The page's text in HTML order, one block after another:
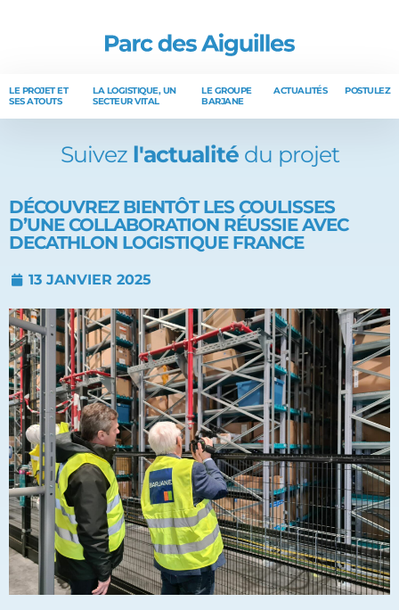
LE PROJET ET
SES ATOUTS
LA LOGISTIQUE, UN
SECTEUR VITAL
LE GROUPE
BARJANE
ACTUALITÉS POSTULEZ
Suivez l'actualité du projet
DÉCOUVREZ BIENTÔT LES COULISSES
D’UNE COLLABORATION RÉUSSIE AVEC
DECATHLON LOGISTIQUE FRANCE
13 JANVIER 2025